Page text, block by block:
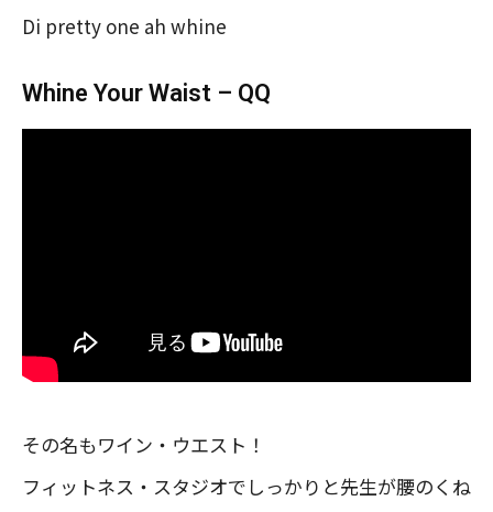
Di pretty one ah whine
Whine Your Waist – QQ
その名もワイン・ウエスト！
フィットネス・スタジオでしっかりと先生が腰のくね